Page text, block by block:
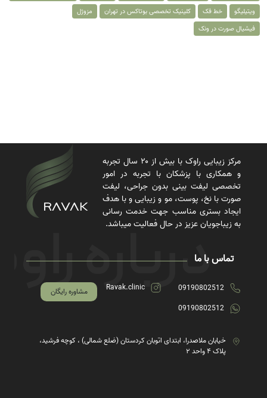
ویتیلیگو
خط فک کلینیک تخصصی بوتاکس در تهران
مزوژل
فیشیال صورت در ونک
مرکز زیبایی راوک با بیش از ۲۰ سال تجربه
و همکاری با پزشکان با تجربه در امور
تخصصی لیفت بینی بدون جراحی، لیفت
صورت با نخ، پوست، مو و زیبایی و با هدف
ایجاد بستری مناسب جهت خدمت رسانی
به زیباجویان عزیز در حال فعالیت میباشد.
تماس با ما
09190802512
09190802512
Ravak.clinic مشاوره رایگان
خیابان ملاصدرا، ابتدای اتوبان کردستان (ضلع شمالی) ، کوچه فرشید،
پلاک ۴ واحد ۲